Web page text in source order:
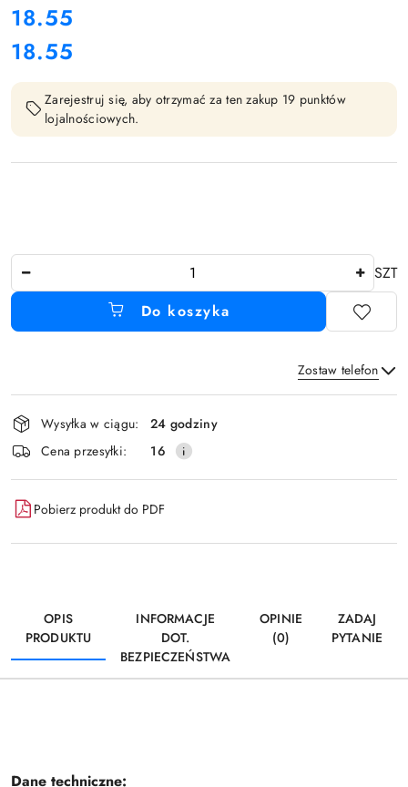
cena:
18.55
Cena:
18.55
Zarejestruj się, aby otrzymać za ten zakup 19 punktów
lojalnościowych.
SZT
Do koszyka
Zostaw telefon
Wyślij
Dostępność
i
dostawa
Wysyłka w ciągu:
24 godziny
Cena przesyłki:
16
Pobierz produkt do PDF
OPIS
PRODUKTU
INFORMACJE
DOT.
BEZPIECZEŃSTWA
OPINIE
(0)
ZADAJ
PYTANIE
Dane techniczne: